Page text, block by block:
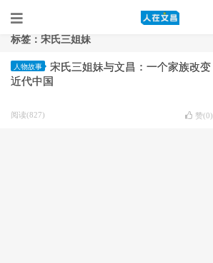
标签：宋氏三姐妹
人物故事
宋氏三姐妹与文昌：一个家族改变
近代中国
阅读(827) 赞(0)